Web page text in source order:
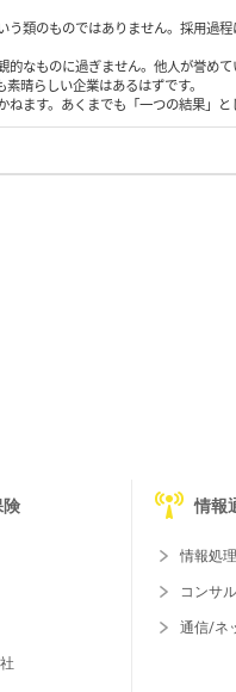
類のものではありません。採用過
なものに過ぎません。他人が誉め
晴らしい企業はあるはずです。
ます。あくまでも「一つの結果」と
険 情報
情報処
コンサ
通信/ネ